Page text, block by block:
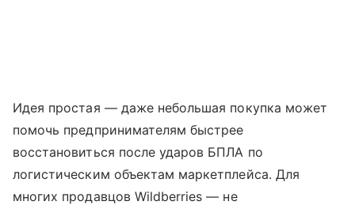
Идея простая — даже небольшая покупка может
помочь предпринимателям быстрее
восстановиться после ударов БПЛА по
логистическим объектам маркетплейса. Для
многих продавцов Wildberries — не